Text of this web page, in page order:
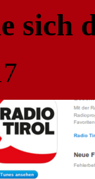
sich